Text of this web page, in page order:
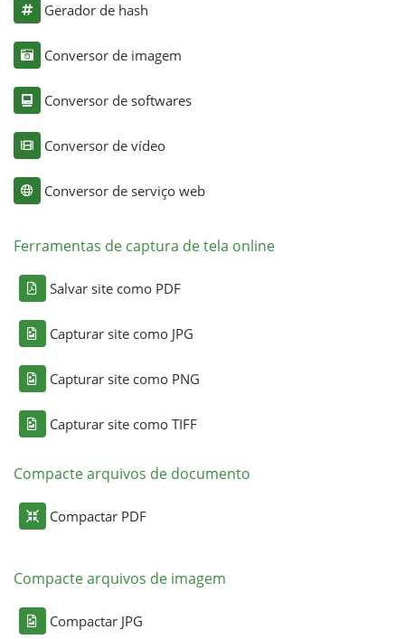
Gerador de hash
Conversor de imagem
Conversor de softwares
Conversor de vídeo
Conversor de serviço web
Ferramentas de captura de tela online
Salvar site como PDF
Capturar site como JPG
Capturar site como PNG
Capturar site como TIFF
Compacte arquivos de documento
Compactar PDF
Compacte arquivos de imagem
Compactar JPG